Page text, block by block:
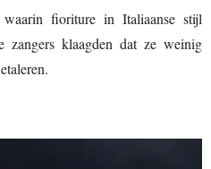
fioriture in Italiaanse stijl
zangers klaagden dat ze weinig